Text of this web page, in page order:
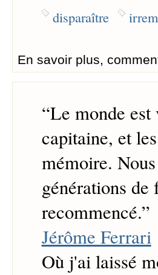
disparaître
En savoir plus,
“Le monde
capitaine, et
mémoire.
générations
recommencé.”
Jérôme Ferrari
Où j'ai laissé